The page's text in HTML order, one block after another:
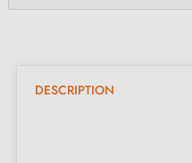
DESCRIPTION